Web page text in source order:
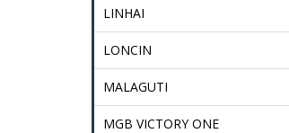
LINHAI
LONCIN
MALAGUTI
MGB VICTORY ONE